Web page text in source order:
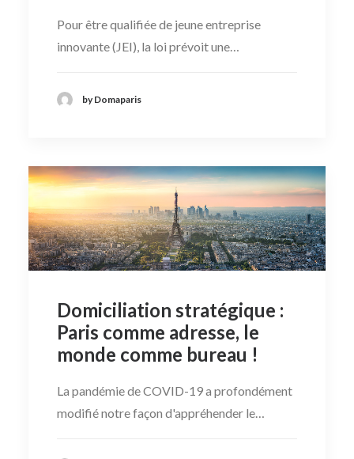
Pour être qualifiée de jeune entreprise
innovante (JEI), la loi prévoit une…
by Domaparis
Domiciliation stratégique :
Paris comme adresse, le
monde comme bureau !
La pandémie de COVID-19 a profondément
modifié notre façon d'appréhender le…